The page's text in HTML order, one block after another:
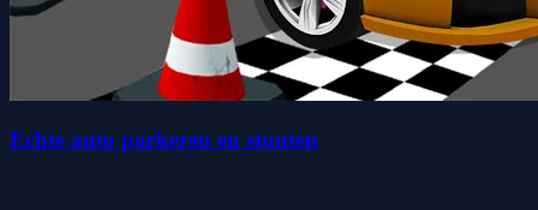
Echte auto parkeren en stunten